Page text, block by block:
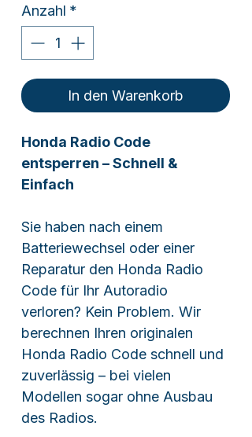
Anzahl *
In den Warenkorb
Honda Radio Code
entsperren – Schnell &
Einfach
Sie haben nach einem
Batteriewechsel oder einer
Reparatur den Honda Radio
Code für Ihr Autoradio
verloren? Kein Problem. Wir
berechnen Ihren originalen
Honda Radio Code schnell und
zuverlässig – bei vielen
Modellen sogar ohne Ausbau
des Radios.